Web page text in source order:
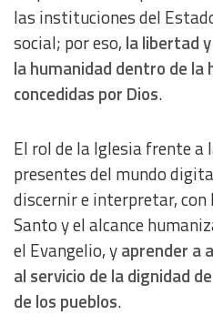
las instituciones del
social; por eso, la libertad
la humanidad dentro de la
concedidas por Dios.
El rol de la Iglesia frente a
presentes del mundo
discernir e interpretar,
Santo y el alcance
el Evangelio, yaprender a
al servicio de la dignidad
de los pueblos.